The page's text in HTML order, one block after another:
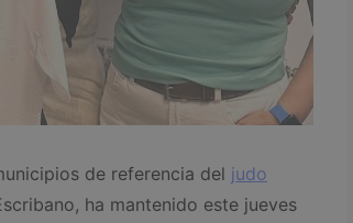
de referencia del judo
ha mantenido este jueves